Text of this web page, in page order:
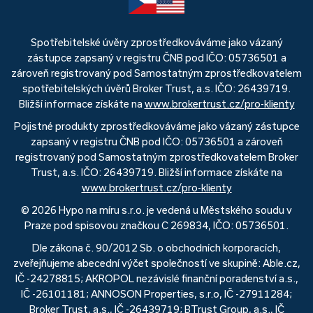
Spotřebitelské úvěry zprostředkováváme jako vázaný
zástupce zapsaný v registru ČNB pod IČO: 05736501 a
zároveň registrovaný pod Samostatným zprostředkovatelem
spotřebitelských úvěrů Broker Trust, a.s. IČO: 26439719.
Bližší informace získáte na www.brokertrust.cz/pro-klienty
Pojistné produkty zprostředkováváme jako vázaný zástupce
zapsaný v registru ČNB pod IČO: 05736501 a zároveň
registrovaný pod Samostatným zprostředkovatelem Broker
Trust, a.s. IČO: 26439719. Bližší informace získáte na
www.brokertrust.cz/pro-klienty
© 2026 Hypo na míru s.r.o. je vedená u Městského soudu v
Praze pod spisovou značkou C 269834, IČO: 05736501.
Dle zákona č. 90/2012 Sb. o obchodních korporacích,
zveřejňujeme abecední výčet společností ve skupině: Able.cz,
IČ -24278815; AKROPOL nezávislé finanční poradenství a.s.,
IČ -26101181; ANNOSON Properties, s.r.o, IČ -27911284;
Broker Trust, a.s., IČ -26439719; BTrust Group, a.s., IČ